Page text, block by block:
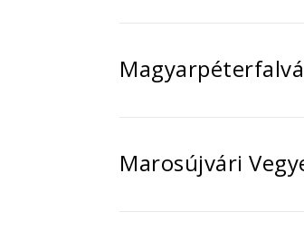
Marosújvári